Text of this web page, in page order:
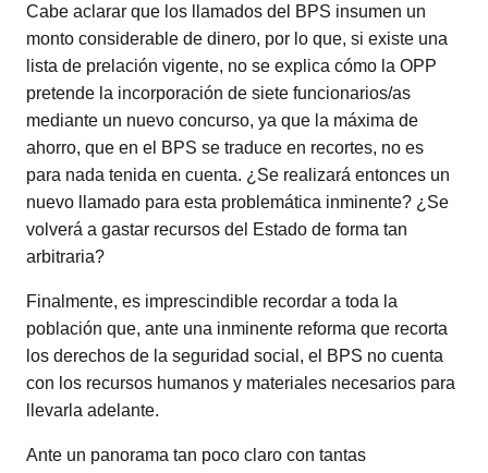
Cabe aclarar que los llamados del BPS insumen un
monto considerable de dinero, por lo que, si existe una
lista de prelación vigente, no se explica cómo la OPP
pretende la incorporación de siete funcionarios/as
mediante un nuevo concurso, ya que la máxima de
ahorro, que en el BPS se traduce en recortes, no es
para nada tenida en cuenta. ¿Se realizará entonces un
nuevo llamado para esta problemática inminente? ¿Se
volverá a gastar recursos del Estado de forma tan
arbitraria?
Finalmente, es imprescindible recordar a toda la
población que, ante una inminente reforma que recorta
los derechos de la seguridad social, el BPS no cuenta
con los recursos humanos y materiales necesarios para
llevarla adelante.
Ante un panorama tan poco claro con tantas